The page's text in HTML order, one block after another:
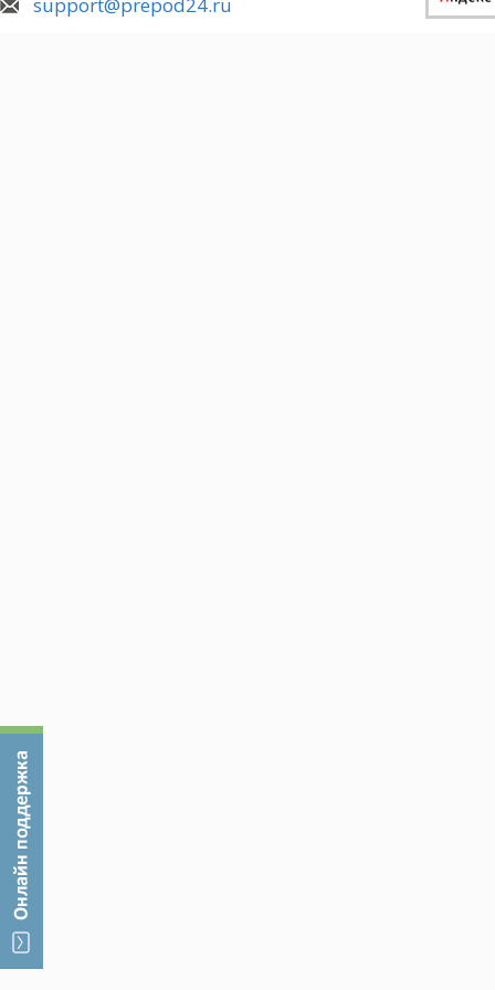
правонарушений, вызвал острую необходимость